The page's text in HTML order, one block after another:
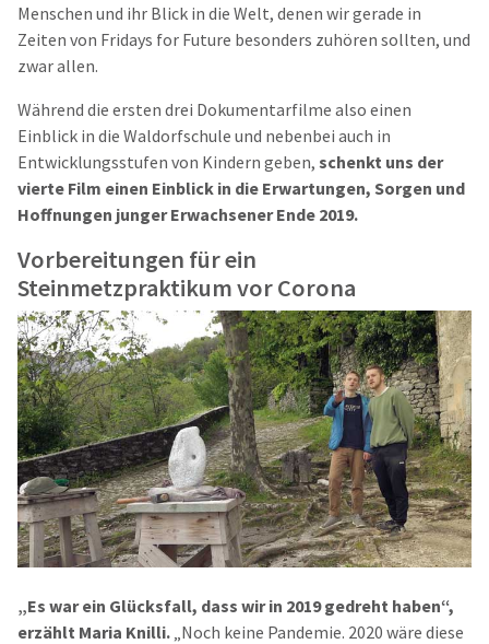
Menschen und ihr Blick in die Welt, denen wir gerade in
Zeiten von Fridays for Future besonders zuhören sollten, und
zwar allen.
Während die ersten drei Dokumentarfilme also einen
Einblick in die Waldorfschule und nebenbei auch in
Entwicklungsstufen von Kindern geben, schenkt uns der
vierte Film einen Einblick in die Erwartungen, Sorgen und
Hoffnungen junger Erwachsener Ende 2019.
Vorbereitungen für ein
Steinmetzpraktikum vor Corona
„Es war ein Glücksfall, dass wir in 2019 gedreht haben“,
erzählt Maria Knilli. „Noch keine Pandemie. 2020 wäre diese